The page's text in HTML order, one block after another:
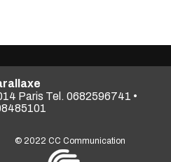
Paris Tel. 0682596741 •
© 2022CC Communication